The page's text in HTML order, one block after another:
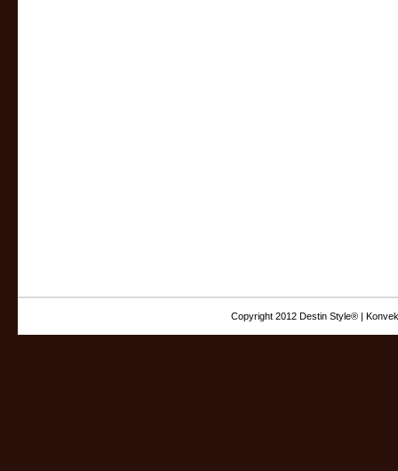
Copyright 2012 Destin Style® |